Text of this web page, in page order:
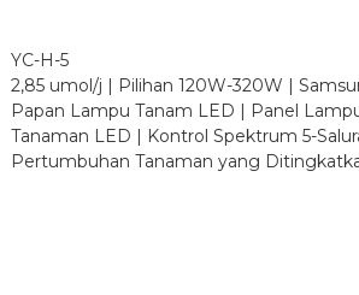
YC-H-5
2,85 umol/j | Pilihan 120W-320W |
Papan Lampu Tanam LED | Panel
Tanaman LED | Kontrol Spektrum 5-
Pertumbuhan Tanaman yang